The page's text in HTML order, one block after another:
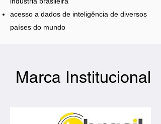
acesso a dados de inteligência de diversos
países do mundo
Marca Institucional